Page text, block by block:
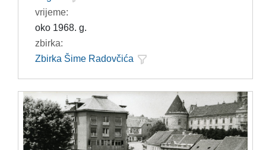
vrijeme:
oko 1968. g.
zbirka:
Zbirka Šime Radovčića